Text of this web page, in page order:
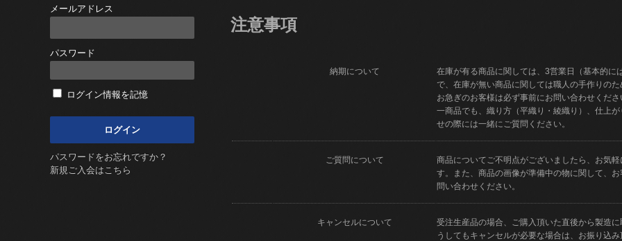
注意事項
納期について
在庫が有る商品に関しては、3営業日（基本的に
で、在庫が無い商品に関しては職人の手作りの
お急ぎのお客様は必ず事前にお問い合わせくだ
一商品でも、織り方（平織り・綾織り）、仕上
せの際には一緒にご質問ください。
ご質問について
商品についてご不明点がございましたら、お気
す。また、商品の画像が準備中の物に関して、
問い合わせください。
キャンセルについて
受注生産品の場合、ご購入頂いた直後から製造
うしてもキャンセルが必要な場合は、お振り込
メールアドレス
パスワード
ログイン情報を記憶
パスワードをお忘れですか？
新規ご入会はこちら